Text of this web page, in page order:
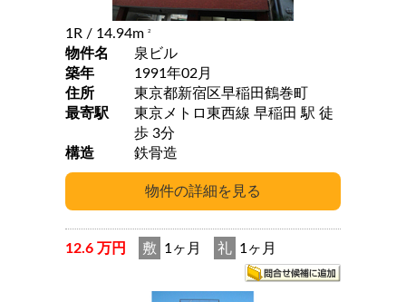
1R / 14.94m 2
物件名
泉ビル
築年
1991年02月
住所
東京都新宿区早稲田鶴巻町
最寄駅
東京メトロ東西線 早稲田 駅 徒
歩 3分
構造
鉄骨造
12.6 万円 敷 1ヶ月 礼 1ヶ月